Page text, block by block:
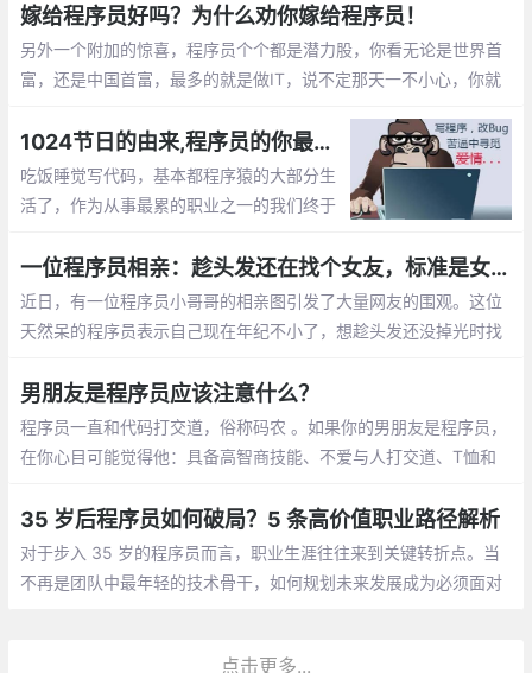
程序员鼓励师的作用，她们总是能激发程序
员们的肾上腺素分泌。
嫁给程序员好吗？为什么劝你嫁给程序员！
另外一个附加的惊喜，程序员个个都是潜力股，你看无论是世界首
富，还是中国首富，最多的就是做IT，说不定那天一不小心，你就
序员收入稳定，生活安逸，属于长期持有型成长股
1024节日的由来,程序员的你最想对自己说的是什么？【1024程序员节日】
吃饭睡觉写代码，基本都程序猿的大部分生
活了，作为从事最累的职业之一的我们终于
序员致敬，向自己致敬，向未来致敬。
一位程序员相亲：趁头发还在找个女友，标准是女孩就行
近日，有一位程序员小哥哥的相亲图引发了大量网友的围观。这位
天然呆的程序员表示自己现在年纪不小了，想趁头发还没掉光时找
男朋友是程序员应该注意什么？
程序员一直和代码打交道，俗称码农 。如果你的男朋友是程序员，
在你心目可能觉得他：具备高智商技能、不爱与人打交道、T恤和
相处呢，需要你应该注意什么呢？
35 岁后程序员如何破局？5 条高价值职业路径解析
对于步入 35 岁的程序员而言，职业生涯往往来到关键转折点。当
不再是团队中最年轻的技术骨干，如何规划未来发展成为必须面对
点击更多...